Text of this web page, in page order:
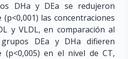
DHa y DEa se redujeron
las concentraciones
y VLDL, en comparación al
DEa y DHa difieren
(p<0,005) en el nivel de CT,